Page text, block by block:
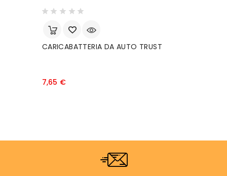
CARICABATTERIA DA AUTO TRUST
7,65 €Prezzo